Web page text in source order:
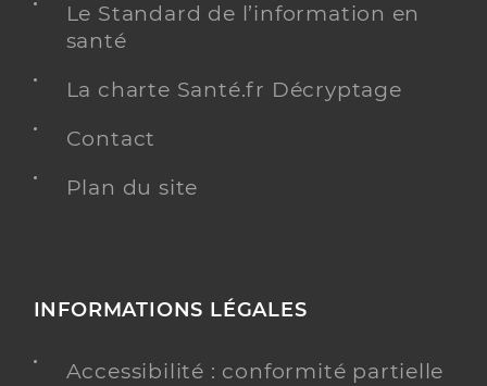
Le Standard de l’information en
santé
La charte Santé.fr Décryptage
Contact
Plan du site
INFORMATIONS LÉGALES
Accessibilité : conformité partielle